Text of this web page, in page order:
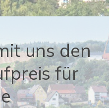
uns den
für